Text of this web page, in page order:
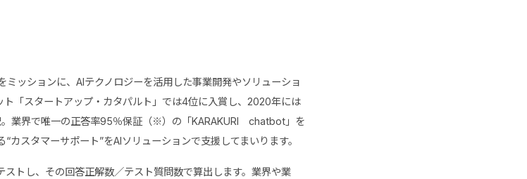
ミッションに、AIテクノロジーを活用した事業開発やソリューショ
ト「スタートアップ・カタパルト」では4位に入賞し、2020年には
業界で唯一の正答率95％保証（※）の「KARAKURI chatbot」を
カスタマーサポート”をAIソリューションで支援してまいります。
トし、その回答正解数／テスト質問数で算出します。業界や業